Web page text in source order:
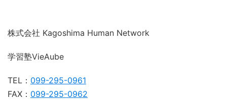
株式会社 Kagoshima Human Network
学習塾VieAube
TEL： 099-295-0961
FAX： 099-295-0962